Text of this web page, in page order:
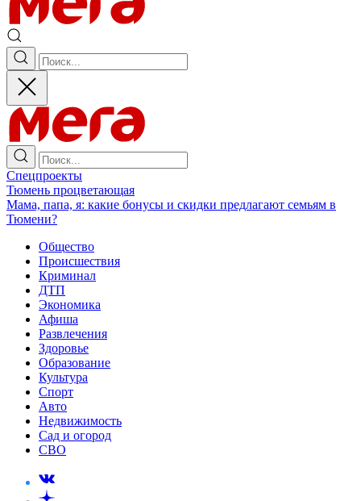
Спецпроекты
Тюмень процветающая
Мама, папа, я: какие бонусы и скидки предлагают семьям в
Тюмени?
Общество
Происшествия
Криминал
ДТП
Экономика
Афиша
Развлечения
Здоровье
Образование
Культура
Спорт
Авто
Недвижимость
Сад и огород
СВО